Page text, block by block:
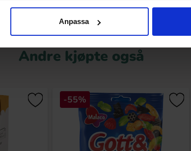
Anpassa
Andre kjøpte også
-55%